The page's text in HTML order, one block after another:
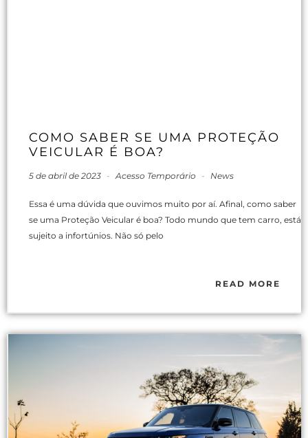
COMO SABER SE UMA PROTEÇÃO
VEICULAR É BOA?
5 de abril de 2023 - Acesso Temporário - News
Essa é uma dúvida que ouvimos muito por aí. Afinal, como saber
se uma Proteção Veicular é boa? Todo mundo que tem carro, está
sujeito a infortúnios. Não só pelo
READ MORE